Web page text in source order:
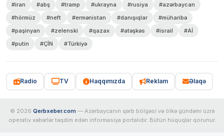
#iran #abş #tramp #ukrayna #rusiya
#azərbaycan
#hörmüz
#neft #ermənistan #danışıqlar
#müharibə
#paşinyan
#zelenski #qazax #atəşkəs #israil
#Aİ
#putin
#ÇİN #Türkiyə
Radio TV Haqqımızda Reklam Əlaqə
© 2026 Qerbxeber.com — Azərbaycanın qərb bölgəsi və ölkə gündəmi üzrə
operativ xəbərlər təqdim edən informasiya portalıdır. Bütün hüquqlar qorunur.